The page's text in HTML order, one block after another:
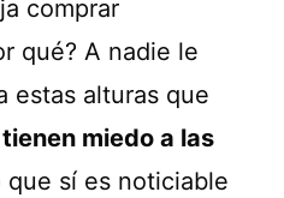
comprar
qué? A nadie le
estas alturas que
miedo a las
que sí es noticiable